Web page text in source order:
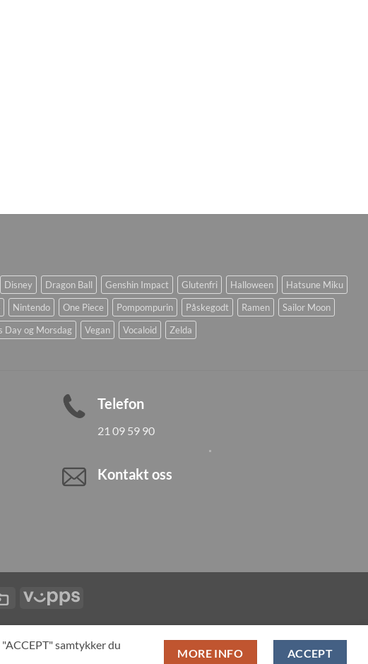
Disney Dragon Ball Genshin Impact Glutenfri Halloween
Hatsune Miku
Nintendo One Piece Pompompurin Påskegodt Ramen
Sailor Moon
Day og Morsdag Vegan Vocaloid Zelda
Telefon
21 09 59 90
Kontakt oss
Credit
Vipps
ALL PRODUCTS
samtykker du
MORE INFO ACCEPT